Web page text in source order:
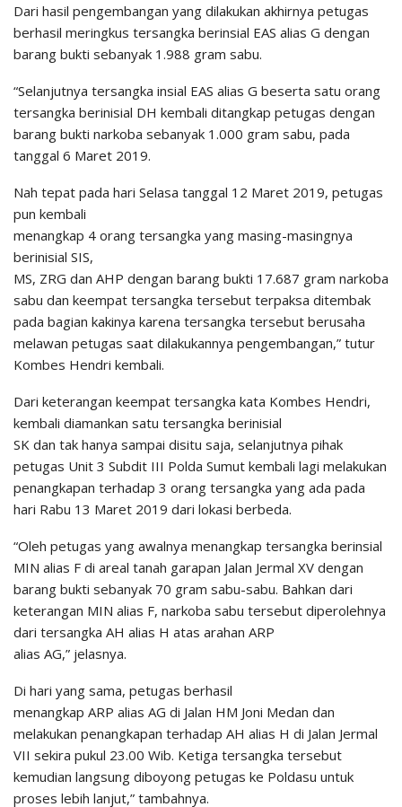
Dari hasil pengembangan yang dilakukan akhirnya petugas
berhasil meringkus tersangka berinsial EAS alias G dengan
barang bukti sebanyak 1.988 gram sabu.
“Selanjutnya tersangka insial EAS alias G beserta satu orang
tersangka berinisial DH kembali ditangkap petugas dengan
barang bukti narkoba sebanyak 1.000 gram sabu, pada
tanggal 6 Maret 2019.
Nah tepat pada hari Selasa tanggal 12 Maret 2019, petugas
pun kembali
menangkap 4 orang tersangka yang masing-masingnya
berinisial SIS,
MS, ZRG dan AHP dengan barang bukti 17.687 gram narkoba
sabu dan keempat tersangka tersebut terpaksa ditembak
pada bagian kakinya karena tersangka tersebut berusaha
melawan petugas saat dilakukannya pengembangan,” tutur
Kombes Hendri kembali.
Dari keterangan keempat tersangka kata Kombes Hendri,
kembali diamankan satu tersangka berinisial
SK dan tak hanya sampai disitu saja, selanjutnya pihak
petugas Unit 3 Subdit III Polda Sumut kembali lagi melakukan
penangkapan terhadap 3 orang tersangka yang ada pada
hari Rabu 13 Maret 2019 dari lokasi berbeda.
“Oleh petugas yang awalnya menangkap tersangka berinsial
MIN alias F di areal tanah garapan Jalan Jermal XV dengan
barang bukti sebanyak 70 gram sabu-sabu. Bahkan dari
keterangan MIN alias F, narkoba sabu tersebut diperolehnya
dari tersangka AH alias H atas arahan ARP
alias AG,” jelasnya.
Di hari yang sama, petugas berhasil
menangkap ARP alias AG di Jalan HM Joni Medan dan
melakukan penangkapan terhadap AH alias H di Jalan Jermal
VII sekira pukul 23.00 Wib. Ketiga tersangka tersebut
kemudian langsung diboyong petugas ke Poldasu untuk
proses lebih lanjut,” tambahnya.